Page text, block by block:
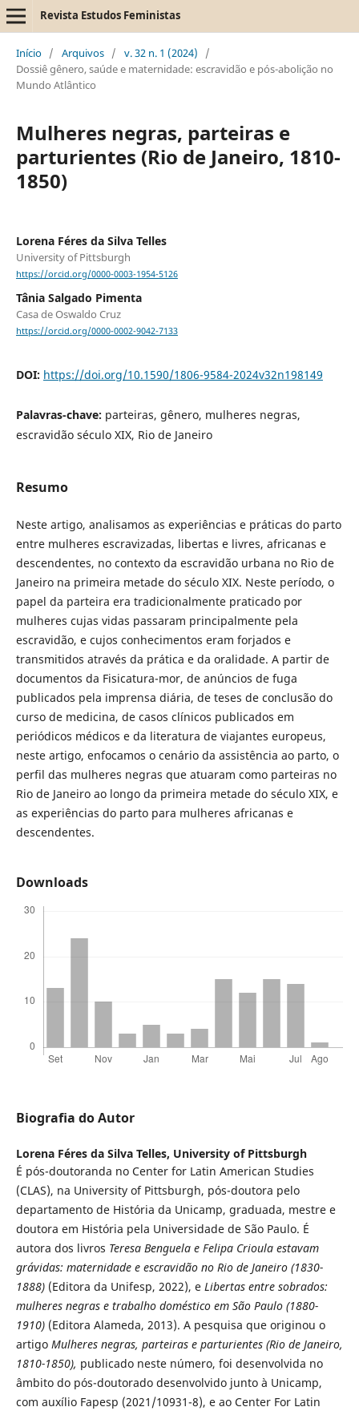
Revista Estudos Feministas
Início / Arquivos / v. 32 n. 1 (2024)
/
Dossiê gênero, saúde e maternidade: escravidão e pós-abolição no
Mundo Atlântico
Mulheres negras, parteiras e
parturientes (Rio de Janeiro, 1810-
1850)
Lorena Féres da Silva Telles
University of Pittsburgh
https://orcid.org/0000-0003-1954-5126
Tânia Salgado Pimenta
Casa de Oswaldo Cruz
https://orcid.org/0000-0002-9042-7133
DOI: https://doi.org/10.1590/1806-9584-2024v32n198149
Palavras-chave: parteiras, gênero, mulheres negras,
escravidão século XIX, Rio de Janeiro
Resumo
Neste artigo, analisamos as experiências e práticas do parto
entre mulheres escravizadas, libertas e livres, africanas e
descendentes, no contexto da escravidão urbana no Rio de
Janeiro na primeira metade do século XIX. Neste período, o
papel da parteira era tradicionalmente praticado por
mulheres cujas vidas passaram principalmente pela
escravidão, e cujos conhecimentos eram forjados e
transmitidos através da prática e da oralidade. A partir de
documentos da Fisicatura-mor, de anúncios de fuga
publicados pela imprensa diária, de teses de conclusão do
curso de medicina, de casos clínicos publicados em
periódicos médicos e da literatura de viajantes europeus,
neste artigo, enfocamos o cenário da assistência ao parto, o
perfil das mulheres negras que atuaram como parteiras no
Rio de Janeiro ao longo da primeira metade do século XIX, e
as experiências do parto para mulheres africanas e
descendentes.
Downloads
Biografia do Autor
Lorena Féres da Silva Telles, University of Pittsburgh
É pós-doutoranda no Center for Latin American Studies
(CLAS), na University of Pittsburgh, pós-doutora pelo
departamento de História da Unicamp, graduada, mestre e
doutora em História pela Universidade de São Paulo. É
autora dos livros Teresa Benguela e Felipa Crioula estavam
grávidas: maternidade e escravidão no Rio de Janeiro (1830-
1888)(Editora da Unifesp, 2022), e Libertas entre sobrados:
mulheres negras e trabalho doméstico em São Paulo (1880-
1910)(Editora Alameda, 2013). A pesquisa que originou o
artigo Mulheres negras, parteiras e parturientes (Rio de Janeiro,
1810-1850), publicado neste número, foi desenvolvida no
âmbito do pós-doutorado desenvolvido junto à Unicamp,
com auxílio Fapesp (2021/10931-8), e ao Center For Latin